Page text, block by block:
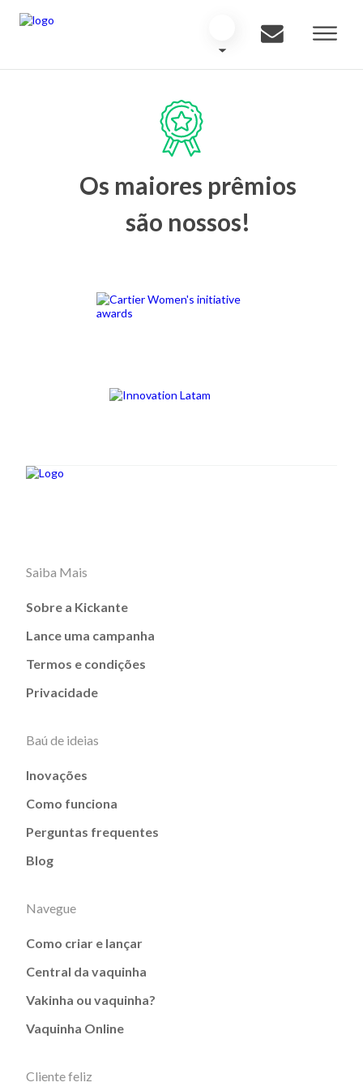
Os maiores prêmios
são nossos!
Saiba Mais
Sobre a Kickante
Lance uma campanha
Termos e condições
Privacidade
Baú de ideias
Inovações
Como funciona
Perguntas frequentes
Blog
Navegue
Como criar e lançar
Central da vaquinha
Vakinha ou vaquinha?
Vaquinha Online
Cliente feliz